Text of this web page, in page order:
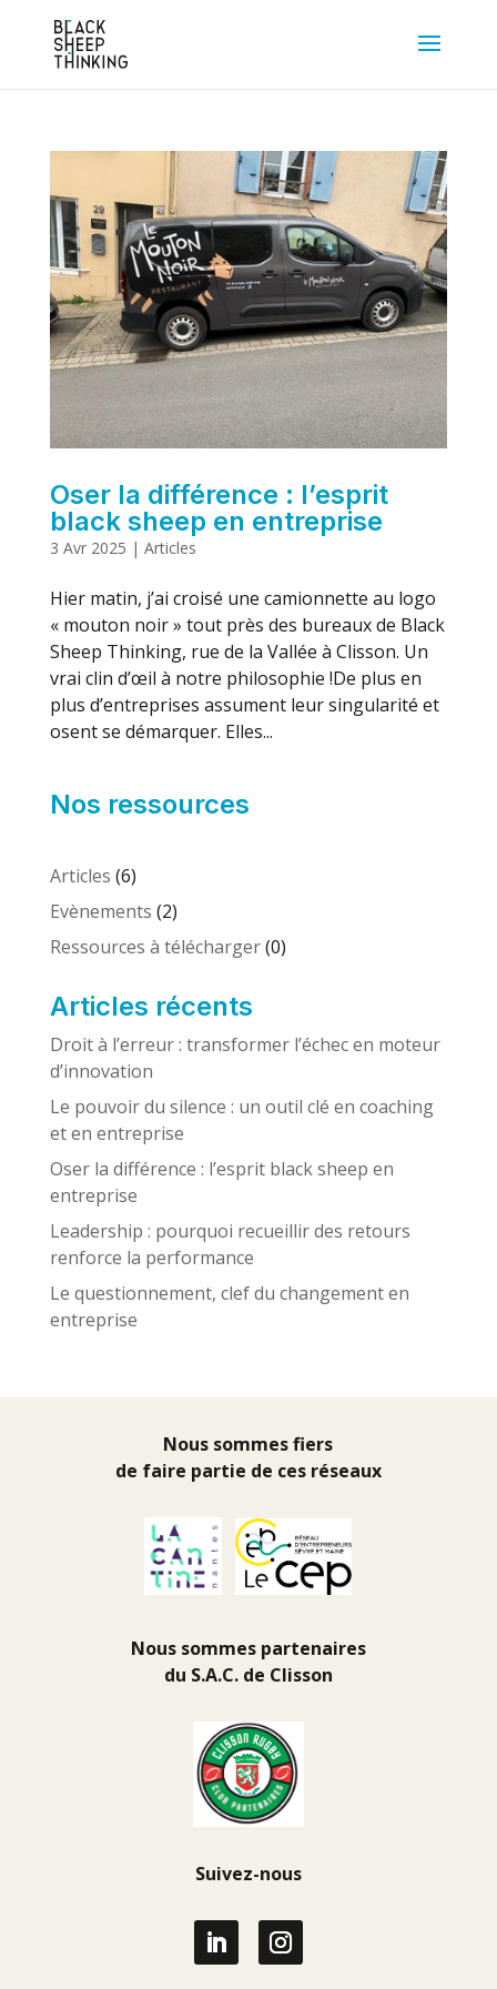
Oser la différence : l’esprit
black sheep en entreprise
3 Avr 2025 | Articles
Hier matin, j’ai croisé une camionnette au logo
« mouton noir » tout près des bureaux de Black
Sheep Thinking, rue de la Vallée à Clisson. Un
vrai clin d’œil à notre philosophie !De plus en
plus d’entreprises assument leur singularité et
osent se démarquer. Elles...
Nos ressources
Articles (6)
Evènements (2)
Ressources à télécharger(0)
Articles récents
Droit à l’erreur : transformer l’échec en moteur
d’innovation
Le pouvoir du silence : un outil clé en coaching
et en entreprise
Oser la différence : l’esprit black sheep en
entreprise
Leadership : pourquoi recueillir des retours
renforce la performance
Le questionnement, clef du changement en
entreprise
Nous sommes fiers
de faire partie de ces réseaux
Nous sommes partenaires
du S.A.C. de Clisson
Suivez-nous